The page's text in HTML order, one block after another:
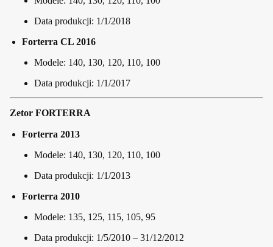
Data produkcji: 1/1/2018
Forterra CL 2016
Modele: 140, 130, 120, 110, 100
Data produkcji: 1/1/2017
Zetor FORTERRA
Forterra 2013
Modele: 140, 130, 120, 110, 100
Data produkcji: 1/1/2013
Forterra 2010
Modele: 135, 125, 115, 105, 95
Data produkcji: 1/5/2010 – 31/12/2012